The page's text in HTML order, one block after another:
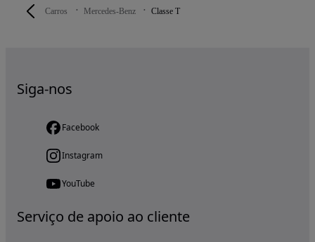
Carros Mercedes-Benz Classe T
Siga-nos
Facebook
Instagram
YouTube
Serviço de apoio ao cliente